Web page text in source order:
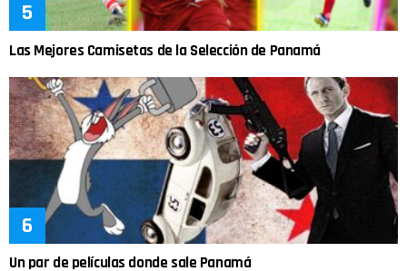
Las Mejores Camisetas de la Selección de Panamá
Un par de películas donde sale Panamá